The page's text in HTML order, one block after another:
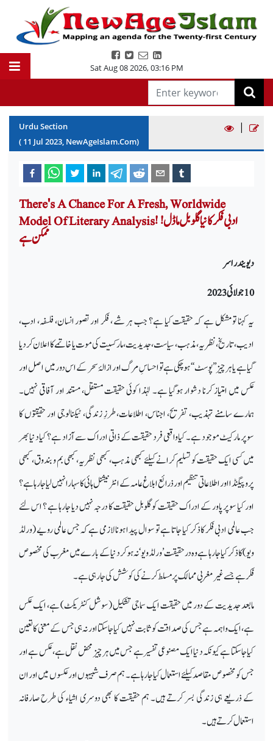
Sat Aug 08 2026,03:16 PM
Urdu Section
( 11 Jul 2023, NewAgeIslam.Com)
|
There's A Chance For A Fresh, Worldwide
Model Of Literary Analysis! !ادبی فکر کا نیا گلوبل ماڈل
ممکن ہے
دیویندر اسر
10 جولائی 2023
یہ کہنا تو مشکل ہے کہ حقیقت کیا ہے؟ جب ہر شے ، فکر اور تصور انسان، فلسفہ، ادب،
ادیب، تاریخ، نظریہ، مذہب، سیاست، جدیدیت، مارکسیت کی موت یا خاتمے کا اعلان کردیا
گیا ہے یا ہر چیز ’’پوسٹ‘‘ ہوچکی ہے تو احساسِ مرگ اور ازالۂ سحر کے اس دور میں اصل اور
عکس میں امتیاز کرنا دشوار ہوگیا ہے۔ لہٰذا کوئی حقیقت مستقل، مستند اور آفاقی نہیں۔
ہمارے سامنے تہذیب، تفریح، اجناس، اطلاعات، طرزِ زندگی، ٹیکنالوجی اور حقیقتوں کا
سوپر مارکیٹ موجود ہے۔ کیا واقعی فرد حقیقت کے ذاتی ادراک سے آزاد ہے؟ کیا دنیا بھر
میں کسی ایک حقیقت کو تسلیم کرانے کیلئے کبھی مذہب، کبھی نظریہ، کبھی بم و بندوق، کبھی
پروپیگنڈا اور اطلاعاتی تنظیم اور ذرائع ابلاغ عامہ کے انٹرنیشنل ہائی کا سہارا نہیں لیا جارہا ہے؟
اور کیا سوپر پاور کے ادراک حقیقت کو گلوبل حقیقت کا درجہ نہیں دیا جارہا ہے ؟ اس لئے
جب عالمی ادبی فکر کا ذکر کیا جاتا ہے تو سوال پیدا ہونا لازمی ہے کہ جس عالمی رویے (ورلڈ
ویو) کا ذکر کیا جارہا ہے وہ درحقیقت ’ورلڈ ویو‘ نہ ہوکر دنیا کے بارے میں مغرب کی مخصوص
فکر ہے جسے غیرمغربی ممالک پر مسلط کرنے کی کوشش کی جارہی ہے۔
مابعد جدیدیت کے دور میں حقیقت ایک سماجی تشکیل (سوشل کنٹریکٹ) ہے، ایک عکس
ہے،ایک واہمہ ہے جس کی صداقت کو ثابت نہیں کیا جاسکتا اور نہ ہی جس کے معنی کا تعین
کیا جاسکتا ہے کیونکہ دنیا ایک مصنوعی تفسیر ہے جس میں ہر چیز محض نقل ہے، عکس ہے اور
جس کو مخصوص مقاصد کیلئے استعمال کیا جارہا ہے۔ ہم صرف شبیہوں اور عکسوں میں اور ان
کے ذریعے ہی زندگی بسر کرتے ہیں۔ ہم حقیقت کا بھی دوسری اشیاء کی طرح صارفانہ
استعمال کرتے ہیں۔